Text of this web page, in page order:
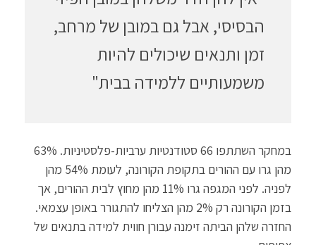
הבסיסי, אבל גם במובן של מרחב,
זמן ותנאים שיכולים להיות
משמעותיים ללמידה בבית"
במחקר השתתפו 66 סטודנטיות ערביות-פלסטיניות. 63%
מהן גרו עם ההורים בתקופת הקורונה, לעומת 54% מהן
לפניה. לפני המגפה גרו 11% מהן מחוץ לבית ההורים, אך
בזמן הקורונה רק 2% מהן הצליחו להתגורר באופן עצמאי.
החזרה שלהן הביתה זימנה עבורן חווית למידה בתנאים של